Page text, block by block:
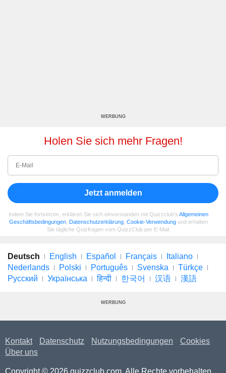
WERBUNG
Holen Sie sich mehr Fragen!
Jetzt anmelden
Indem Sie fortsetzen, erklären Sie sich einverstanden mit Quizzclub's Allgemeinen
Geschäftsbedingungen Datenschutzerklärung Cookie-Verwendung und erhalten
Sie tägliche Quizfragen vom QuizzClub per E-Mail.
Deutsch English Español Français
Italiano
Nederlands
Polski Português Svenska
Türkçe
Русский
Українська हिन्दी 한국어 汉语 漢語
WERBUNG
Kontakt Datenschutz Nutzungsbedingungen
Cookies
Über uns
Copyright © 2026 quizzclub.com. Alle Rechte vorbehalten